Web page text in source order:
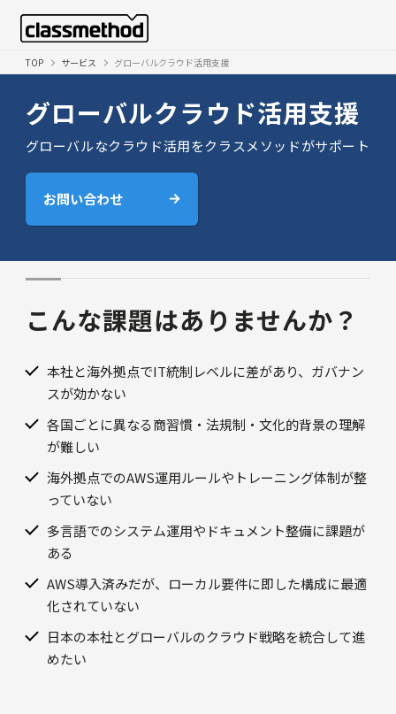
TOP サービス グローバルクラウド活用支援
グローバルクラウド活用支援
グローバルなクラウド活用をクラスメソッドがサポート
お問い合わせ
こんな課題はありませんか？
本社と海外拠点でIT統制レベルに差があり、ガバナン
スが効かない
各国ごとに異なる商習慣・法規制・文化的背景の理解
が難しい
海外拠点でのAWS運用ルールやトレーニング体制が整
っていない
多言語でのシステム運用やドキュメント整備に課題が
ある
AWS導入済みだが、ローカル要件に即した構成に最適
化されていない
日本の本社とグローバルのクラウド戦略を統合して進
めたい